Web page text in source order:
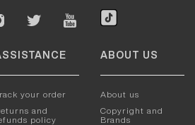
your order
and
policy
ABOUT US
About us
Copyright and
Brands